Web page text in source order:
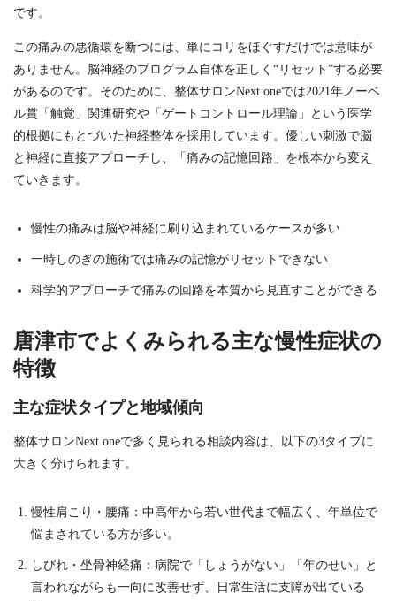
です。
この痛みの悪循環を断つには、単にコリをほぐすだけでは意味が
ありません。脳神経のプログラム自体を正しく“リセット”する必要
があるのです。そのために、整体サロンNext oneでは2021年ノーベ
ル賞「触覚」関連研究や「ゲートコントロール理論」という医学
的根拠にもとづいた神経整体を採用しています。優しい刺激で脳
と神経に直接アプローチし、「痛みの記憶回路」を根本から変え
ていきます。
慢性の痛みは脳や神経に刷り込まれているケースが多い
一時しのぎの施術では痛みの記憶がリセットできない
科学的アプローチで痛みの回路を本質から見直すことができる
唐津市でよくみられる主な慢性症状の
特徴
主な症状タイプと地域傾向
整体サロンNext oneで多く見られる相談内容は、以下の3タイプに
大きく分けられます。
慢性肩こり・腰痛：中高年から若い世代まで幅広く、年単位で
悩まされている方が多い。
しびれ・坐骨神経痛：病院で「しょうがない」「年のせい」と
言われながらも一向に改善せず、日常生活に支障が出ている